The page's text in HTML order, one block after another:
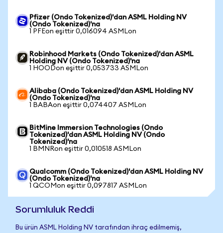
Pfizer (Ondo Tokenized)'dan ASML Holding NV
(Ondo Tokenized)'na
1 PFEon eşittir 0,016094 ASMLon
Robinhood Markets (Ondo Tokenized)'dan ASML
Holding NV (Ondo Tokenized)'na
1 HOODon eşittir 0,053733 ASMLon
Alibaba (Ondo Tokenized)'dan ASML Holding NV
(Ondo Tokenized)'na
1 BABAon eşittir 0,074407 ASMLon
BitMine Immersion Technologies (Ondo
Tokenized)'dan ASML Holding NV (Ondo
Tokenized)'na
1 BMNRon eşittir 0,010518 ASMLon
Qualcomm (Ondo Tokenized)'dan ASML Holding NV
(Ondo Tokenized)'na
1 QCOMon eşittir 0,097817 ASMLon
Sorumluluk Reddi
Bu ürün ASML Holding NV tarafından ihraç edilmemiş,